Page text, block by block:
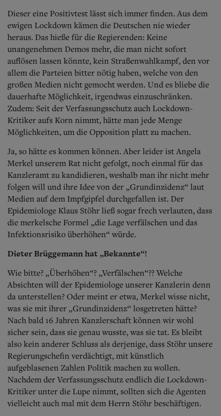
Dieser eine Positivtest lässt sich immer finden. Aus dem
ewigen Lockdown kämen die Deutschen nie wieder
heraus. Das hieße für die Regierenden: Keine
unangenehmen Demos mehr, die man nicht sofort
auflösen lassen könnte, kein Straßenwahlkampf, den vor
allem die Parteien bitter nötig haben, welche von den
großen Medien nicht gemocht werden. Und es bliebe die
dauerhafte Möglichkeit, irgendwas einzuschränken.
Zudem: Seit der Verfassungsschutz auch Lockdown-
Kritiker aufs Korn nimmt, hätte man jede Menge
Möglichkeiten, um die Opposition platt zu machen.
Ja, so hätte es kommen können. Aber leider ist Angela
Merkel unserem Rat nicht gefolgt, noch einmal für das
Kanzleramt zu kandidieren, weshalb man ihr nicht mehr
folgen will und ihre Idee von der „Grundinzidenz“ laut
Medien auf dem Impfgipfel durchgefallen ist. Der
Epidemiologe Klaus Stöhr ließ sogar frech verlauten, dass
die merkelsche Formel „die Lage verfälschen und das
Infektionsrisiko überhöhen“ würde.
Dieter Brüggemann hat „Bekannte“!
Wie bitte? „Überhöhen“? „Verfälschen“?? Welche
Absichten will der Epidemiologe unserer Kanzlerin denn
da unterstellen? Oder meint er etwa, Merkel wisse nicht,
was sie mit ihrer „Grundinzidenz“ losgetreten hätte?
Nach bald 16 Jahren Kanzlerschaft können wir wohl
sicher sein, dass sie genau wusste, was sie tat. Es bleibt
also kein anderer Schluss als derjenige, dass Stöhr unsere
Regierungschefin verdächtigt, mit künstlich
aufgeblasenen Zahlen Politik machen zu wollen.
Nachdem der Verfassungsschutz endlich die Lockdown-
Kritiker unter die Lupe nimmt, sollten sich die Agenten
vielleicht auch mal mit dem Herrn Stöhr beschäftigen.